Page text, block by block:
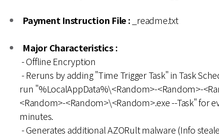
Payment Instruction File : _readme.txt
Major Characteristics :
- Offline Encryption
- Reruns by adding "Time Trigger Task" in Task
run "%LocalAppData%\<Random>-<Random>-
<Random>-<Random>\<Random>.exe --Task" for
minutes.
- Generates additional AZORult malware (Info